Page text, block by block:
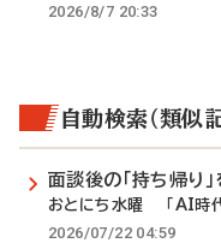
2026/8/7 20:33
自動検索（類似
面談後の「持ち帰り
おとにち水曜 「AI時代
2026/07/22 04:59